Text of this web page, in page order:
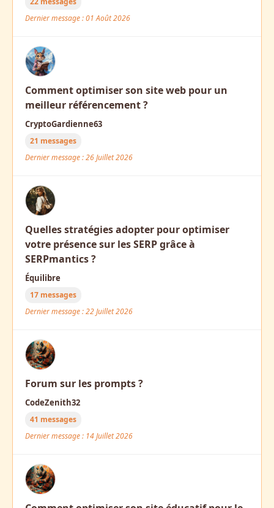
Dernier message : 01 Août 2026
Comment optimiser son site web pour un
meilleur référencement ?
CryptoGardienne63
21 messages
Dernier message : 26 Juillet 2026
Quelles stratégies adopter pour optimiser
votre présence sur les SERP grâce à
SERPmantics ?
Équilibre
17 messages
Dernier message : 22 Juillet 2026
Forum sur les prompts ?
CodeZenith32
41 messages
Dernier message : 14 Juillet 2026